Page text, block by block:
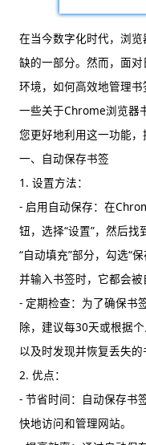
在当今数字化时代，浏
缺的一部分。然而，面
环境，如何高效地管理
一些关于Chrome浏览器
您更好地利用这一功能，
一、自动保存书签
1. 设置方法：
- 启用自动保存：在
钮，选择“设置”，然后找
“自动填充”部分，勾选“
并输入书签时，它都会被
- 定期检查：为了确保书
除，建议每30天或根据
以及时发现并恢复丢失的
2. 优点：
- 节省时间：自动保存书
快地访问和管理网站。